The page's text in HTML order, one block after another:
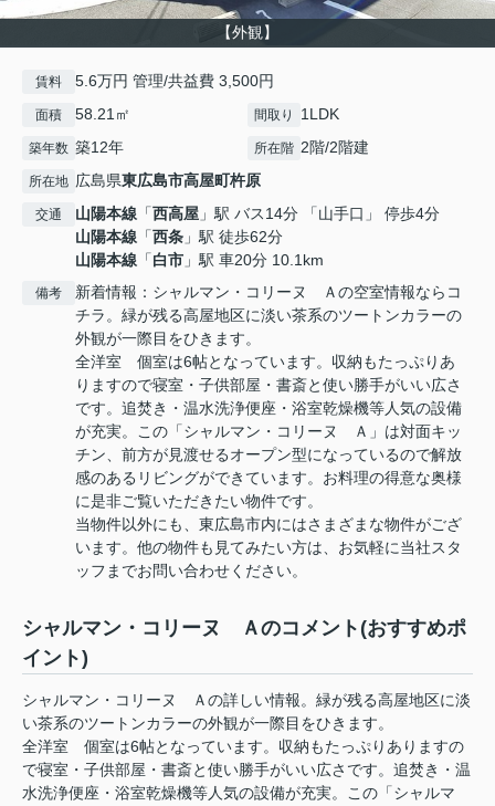
【外観】
賃料 5.6万円 管理/共益費 3,500円
面積 58.21㎡ 間取り 1LDK
築年数 築12年 所在階 2階/2階建
所在地 広島県東広島市高屋町杵原
交通 山陽本線 「西高屋 」駅 バス14分 「山手口」 停歩4分
山陽本線 「西条 」駅 徒歩62分
山陽本線 「白市 」駅 車20分 10.1km
備考
新着情報：シャルマン・コリーヌ Ａの空室情報ならコ
チラ。緑が残る高屋地区に淡い茶系のツートンカラーの
外観が一際目をひきます。
全洋室 個室は6帖となっています。収納もたっぷりあ
りますので寝室・子供部屋・書斎と使い勝手がいい広さ
です。追焚き・温水洗浄便座・浴室乾燥機等人気の設備
が充実。この「シャルマン・コリーヌ Ａ」は対面キッ
チン、前方が見渡せるオープン型になっているので解放
感のあるリビングができています。お料理の得意な奥様
に是非ご覧いただきたい物件です。
当物件以外にも、東広島市内にはさまざまな物件がござ
います。他の物件も見てみたい方は、お気軽に当社スタ
ッフまでお問い合わせください。
シャルマン・コリーヌ Ａのコメント(おすすめポ
イント)
シャルマン・コリーヌ Ａの詳しい情報。緑が残る高屋地区に淡
い茶系のツートンカラーの外観が一際目をひきます。
全洋室 個室は6帖となっています。収納もたっぷりありますの
で寝室・子供部屋・書斎と使い勝手がいい広さです。追焚き・温
水洗浄便座・浴室乾燥機等人気の設備が充実。この「シャルマ